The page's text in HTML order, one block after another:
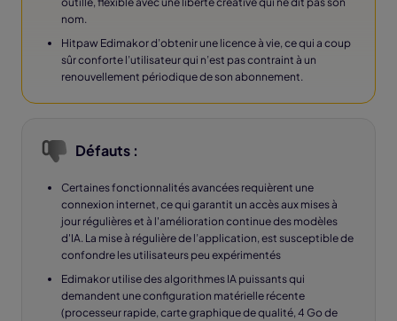
nom.
Hitpaw Edimakor d’obtenir une licence à vie, ce qui a coup
sûr conforte l’utilisateur qui n’est pas contraint à un
renouvellement périodique de son abonnement.
Défauts :
Certaines fonctionnalités avancées requièrent une
connexion internet, ce qui garantit un accès aux mises à
jour régulières et à l'amélioration continue des modèles
d'IA. La mise à régulière de l’application, est susceptible de
confondre les utilisateurs peu expérimentés
Edimakor utilise des algorithmes IA puissants qui
demandent une configuration matérielle récente
(processeur rapide, carte graphique de qualité, 4 Go de